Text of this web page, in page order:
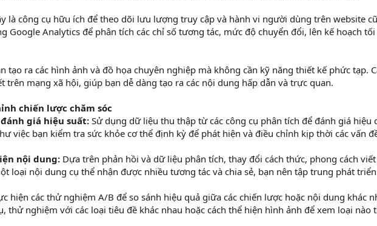
là công cụ hữu ích để theo dõi lưu lượng truy cập và hành vi người dùng trên website
Google Analytics để phân tích các chỉ số tương tác, mức độ chuyển đổi, lên kế hoạch
tạo ra các hình ảnh và đồ họa chuyên nghiệp mà không cần kỹ năng thiết kế phức tạp.
trên mạng xã hội, giúp bạn dễ dàng tạo ra các nội dung hấp dẫn và trực quan.
chiến lược chăm sóc
giá hiệu suất:Sử dụng dữ liệu thu thập từ các công cụ phân tích để đánh giá hiệu
việc bạn kiểm tra sức khỏe cơ thể định kỳ để phát hiện và điều chỉnh kịp thời các vấn
nội dung: Dựa trên phản hồi và dữ liệu phân tích, thay đổi cách thức, phong cách
loại nội dung cụ thể nhận được nhiều tương tác và chia sẻ, bạn nên tập trung phát
hiện các thử nghiệm A/B để so sánh hiệu quả giữa các chiến lược hoặc nội dung khác
thử nghiệm với các loại tiêu đề khác nhau hoặc cách thể hiện hình ảnh để xem loại